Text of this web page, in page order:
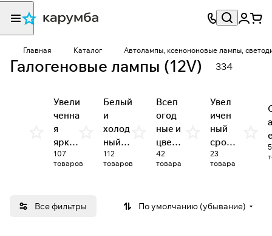
Главная Каталог Автолампы, ксенононовые лампы,
Галогеновые лампы (12V) 334
Увели
ченна
я
яркос
ть
107
товаров
Белый
и
холод
ный
свет
112
товаров
Всеп
огод
ные и
цветн
ые
42
товара
Увел
ичен
ный
срок
служ
бы
23
товара
Все фильтры По умолчанию (убывание)